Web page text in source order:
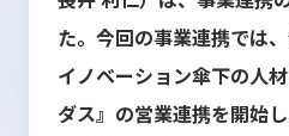
た。今回の事業連携では
イノベーション傘下の人
ダス』の営業連携を開始